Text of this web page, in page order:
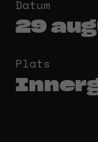
Datum
29
Plats